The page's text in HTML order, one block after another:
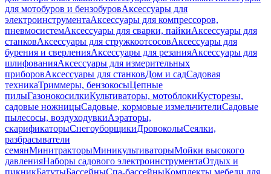
для мотобуров и бензобуровАксессуары для
электроинструментаАксессуары для компрессоров,
пневмосистемАксессуары для сварки, пайкиАксессуары для
станковАксессуары для стружкоотсосовАксессуары для
бурения и сверленияАксессуары для резанияАксессуары для
шлифованияАксессуары для измерительных
приборовАксессуары для станковДом и садСадовая
техникаТриммеры, бензокосыЦепные
пилыГазонокосилкиКультиваторы, мотоблокиКусторезы,
садовые ножницыСадовые, кормовые измельчителиСадовые
пылесосы, воздуходувкиАэраторы,
скарификаторыСнегоуборщикиДровоколыСеялки,
разбрасыватели
семянМинитракторыМиникультиваторыМойки высокого
давленияНаборы садового электроинструментаОтдых и
пикникБатутыБассейныСпа-бассейныКомплекты мебели для